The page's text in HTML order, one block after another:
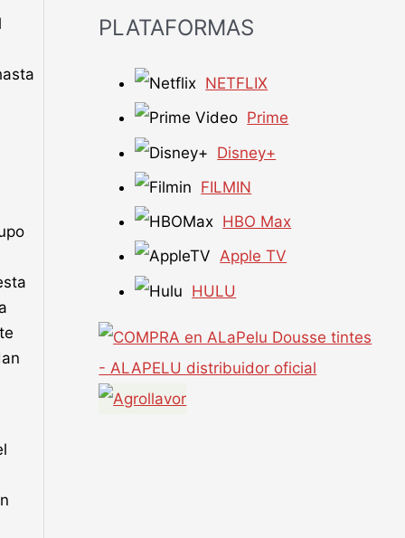
PLATAFORMAS
NETFLIX
Prime
Disney+
FILMIN
HBO Max
Apple TV
HULU